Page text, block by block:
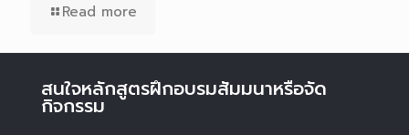
Read more
สนใจหลักสูตรฝึกอบรมสัมมนาหรือจัด
กิจกรรม